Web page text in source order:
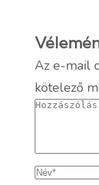
Az e-mail
kötelező